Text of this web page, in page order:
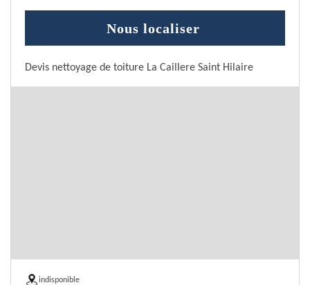
Nous localiser
Devis nettoyage de toiture La Caillere Saint Hilaire
indisponible